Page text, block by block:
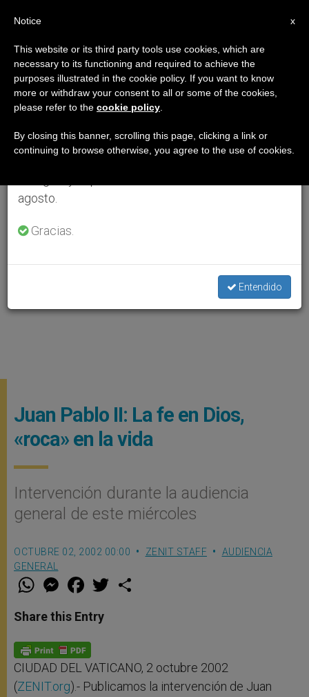
Juan Pablo II: La fe en Dios,
«roca» en la vida
Intervención durante la audiencia
general de este miércoles
OCTUBRE 02, 2002 00:00 ZENIT STAFF
AUDIENCIA
GENERAL
W
t
s
p
p
M
e
s
e
g
e
r
F
a
e
b
o
k
w
Share this Entry
CIUDAD DEL VATICANO, 2 octubre 2002
(ZENIT.org).- Publicamos la intervención de Juan
×
Aviso importante
Del 27 de julio al 7 de agosto haremos la pausa
anual, aprovechando que en el periodo de verano
se generan menos informaciones y también el
agosto.
Gracias.
Entendido
x
Notice
This website or its third party tools use cookies, which are
necessary to its functioning and required to achieve the
purposes illustrated in the cookie policy. If you want to know
more or withdraw your consent to all or some of the cookies,
please refer to the cookie policy
By closing this banner, scrolling this page, clicking a link or
continuing to browse otherwise, you agree to the use of cookies.